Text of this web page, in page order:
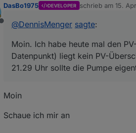
sollte die Pumpe
Offline
DasBo1975 DEVELOPER schrieb am 15.
zuletzt editiert von
@DennisMenger sagte:
Moin. Ich habe heute mal den
Datenpunkt) liegt kein PV-
21.29 Uhr sollte die Pumpe
Moin
Schaue ich mir an